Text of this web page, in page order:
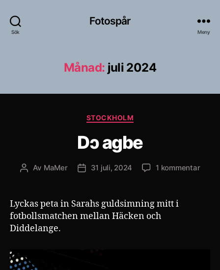
Sök
Fotospår
Meny
Månad: juli 2024
Kategorier
STOCKHOLM
Dɔ agbe
Inläggsförfattare
Av MaMer Inläggsdatum
31 juli, 2024 1 kommentartill
Lyckas peta in Sarahs guldsimning mitt i
fotbollsmatchen mellan Häcken och
Diddelange.